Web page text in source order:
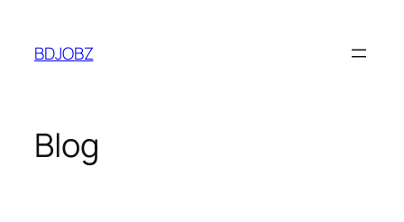
content
BDJOBZ
Blog